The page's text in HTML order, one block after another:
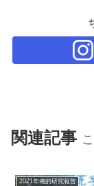
関連記事
2021年俺的研究報告